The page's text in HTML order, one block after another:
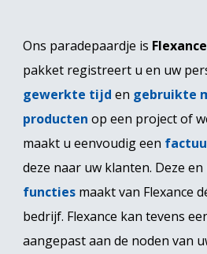
Ons paradepaardje is Flexance
pakket registreert u en uw
gewerkte tijd en gebruikte
producten op een project of
maakt u eenvoudig een
deze naar uw klanten. Deze
functies maakt van Flexance
bedrijf. Flexance kan tevens
aangepast aan de noden van